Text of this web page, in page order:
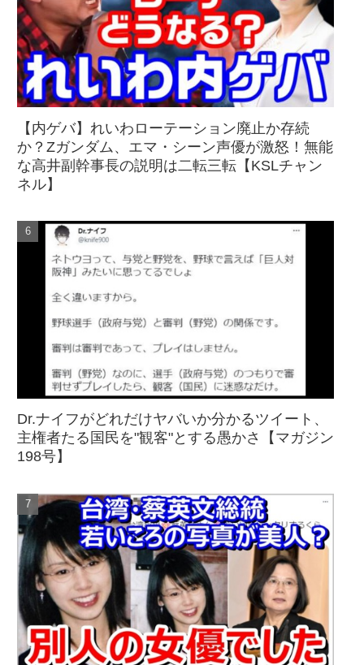
【内ゲバ】れいわローテーション廃止か存続
か？Zガンダム、エマ・シーン声優が激怒！無能
な高井副幹事長の説明は二転三転【KSLチャン
ネル】
Dr.ナイフがどれだけヤバいか分かるツイート、
主権者たる国民を"観客"とする愚かさ【マガジン
198号】